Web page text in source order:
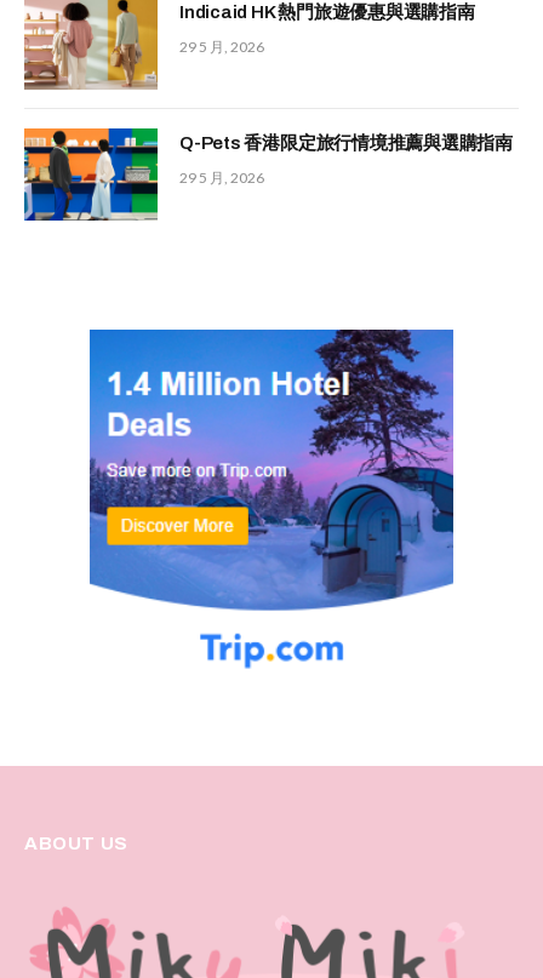
Indicaid HK 熱門旅遊優惠與選購指南
29 5 月, 2026
Q-Pets 香港限定旅行情境推薦與選購指南
29 5 月, 2026
ABOUT US